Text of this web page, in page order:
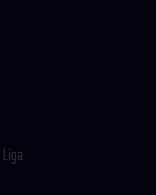
Liga